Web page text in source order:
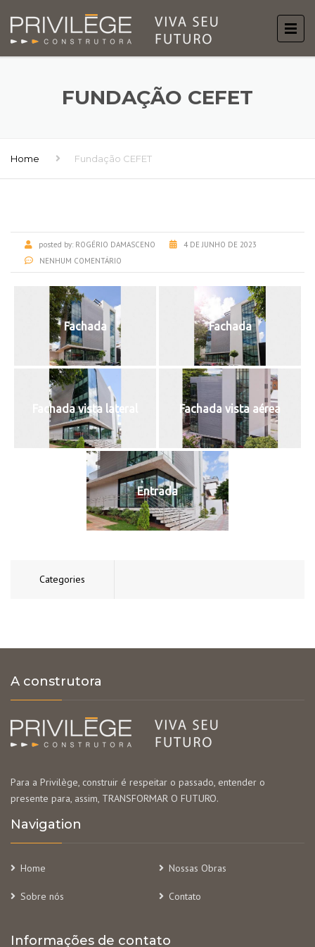
FUNDAÇÃO CEFET
Home Fundação CEFET
posted by: ROGÉRIO DAMASCENO
4 DE JUNHO DE 2023
NENHUM COMENTÁRIO
Fachada Fachada
Fachada vista lateral Fachada vista aérea
Entrada
Categories
A construtora
Para a Privilège, construir é respeitar o passado, entender o
presente para, assim, TRANSFORMAR O FUTURO.
Navigation
Home Nossas Obras
Sobre nós Contato
Informações de contato